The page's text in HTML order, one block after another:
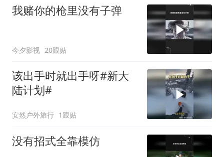
我赌你的枪里没有子弹
今夕影视 20跟贴
该出手时就出手呀#新大
陆计划#
安然户外旅行 1跟贴
没有招式全靠模仿